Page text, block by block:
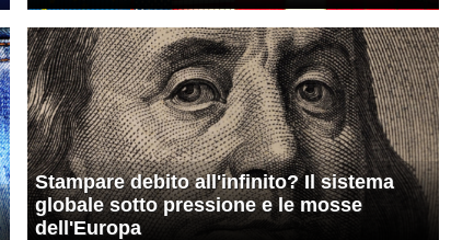
Stampare debito all'infinito? Il sistema
globale sotto pressione e le mosse
dell'Europa